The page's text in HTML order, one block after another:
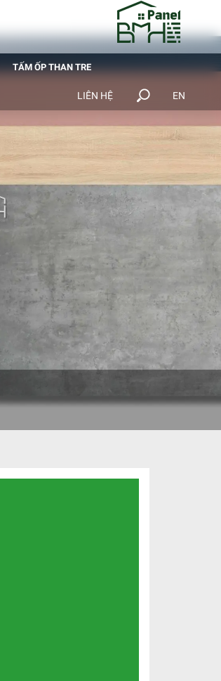
TẤM ỐP THAN TRE
LIÊN HỆ EN